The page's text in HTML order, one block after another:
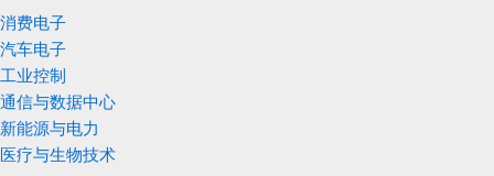
消费电子
汽车电子
工业控制
通信与数据中心
新能源与电力
医疗与生物技术